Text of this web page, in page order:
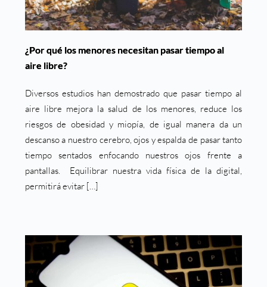
¿Por qué los menores necesitan pasar tiempo al
aire libre?
Diversos estudios han demostrado que pasar tiempo al
aire libre mejora la salud de los menores, reduce los
riesgos de obesidad y miopía, de igual manera da un
descanso a nuestro cerebro, ojos y espalda de pasar tanto
tiempo sentados enfocando nuestros ojos frente a
pantallas. Equilibrar nuestra vida física de la digital,
permitirá evitar […]